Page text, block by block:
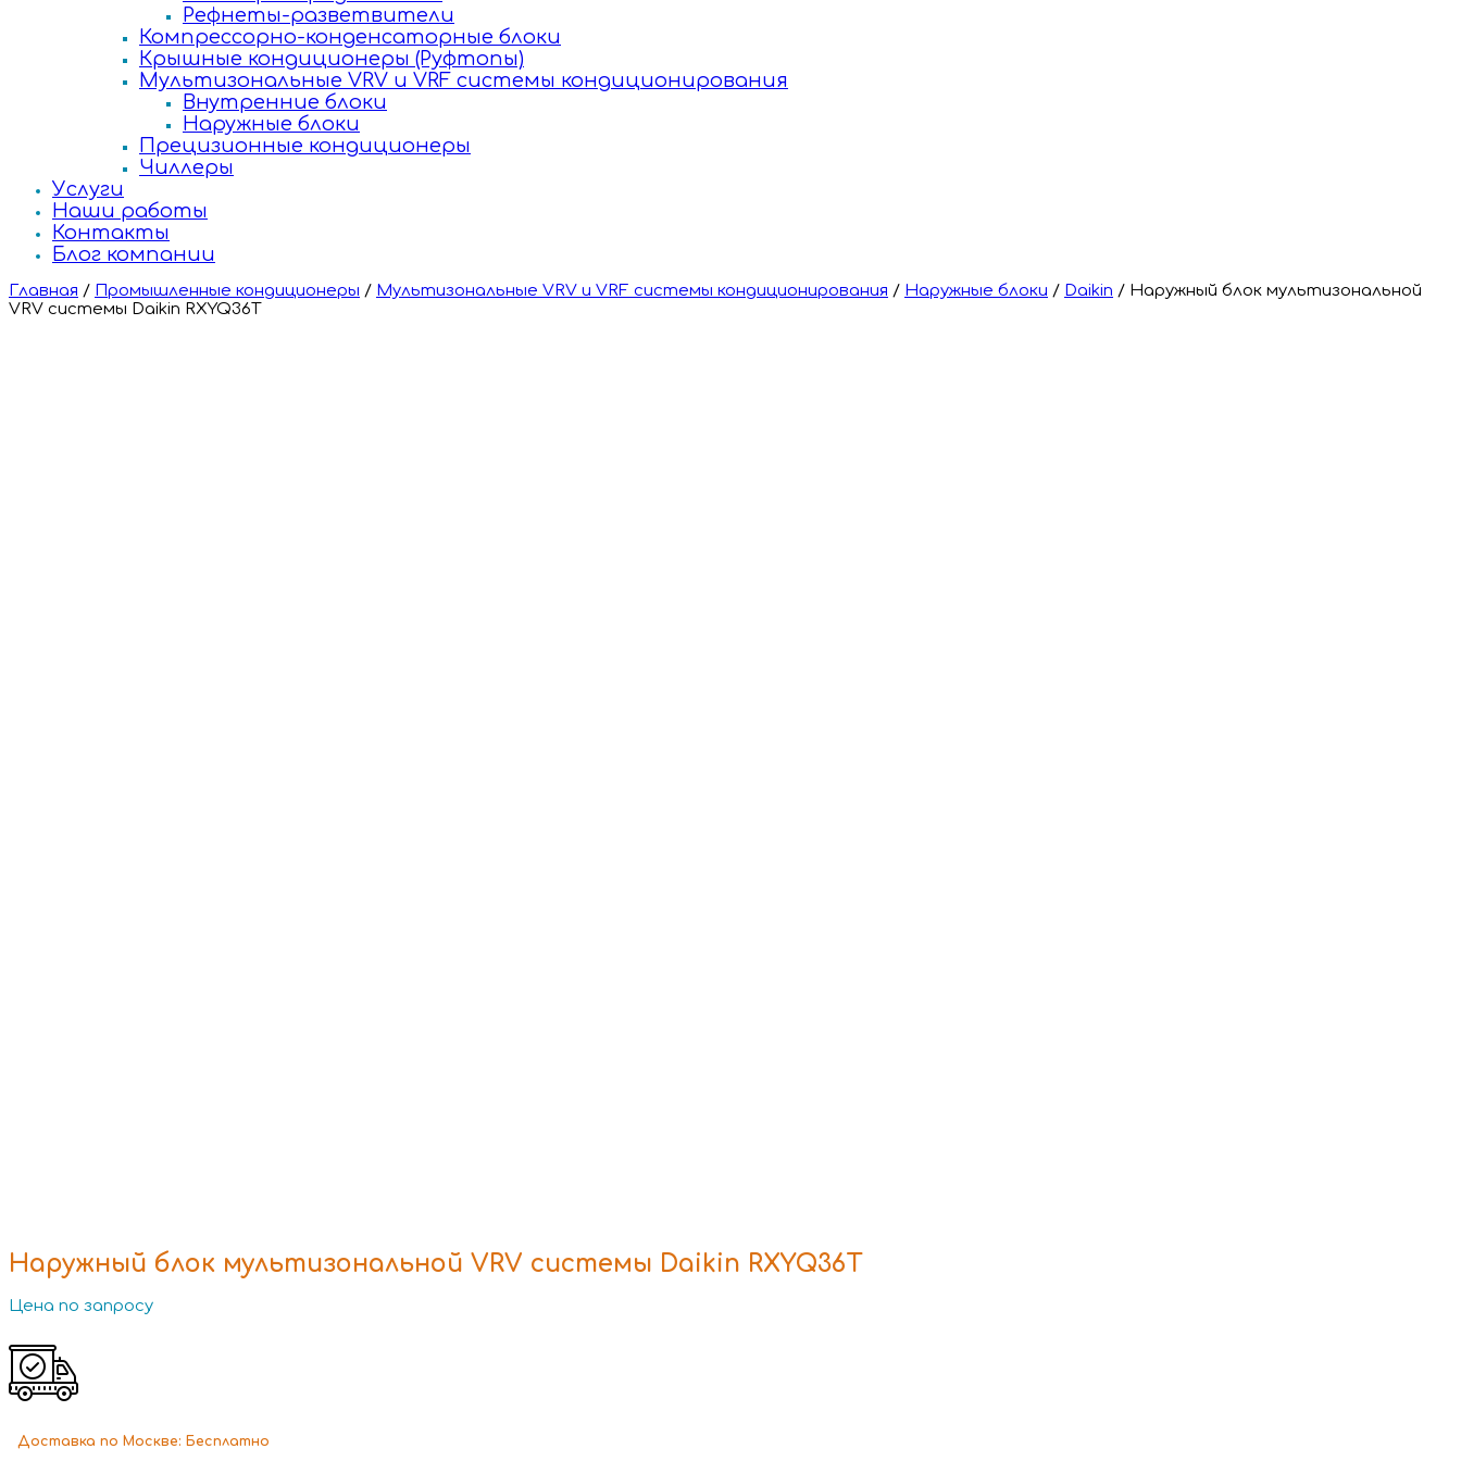
Рефнеты-разветвители
Компрессорно-конденсаторные блоки
Крышные кондиционеры (Руфтопы)
Мультизональные VRV и VRF системы кондиционирования
Внутренние блоки
Наружные блоки
Прецизионные кондиционеры
Чиллеры
Услуги
Наши работы
Контакты
Блог компании
Главная / Промышленные кондиционеры / Мультизональные VRV и VRF системы кондиционирования / Наружные блоки / Daikin / Наружный блок мультизональной
VRV системы Daikin RXYQ36T
Наружный блок мультизональной VRV системы Daikin RXYQ36T
Цена по запросу
Доставка по Москве: Бесплатно